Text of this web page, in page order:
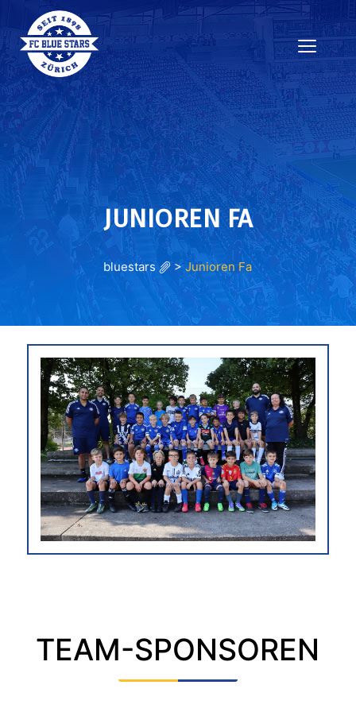
JUNIOREN FA
bluestars > Junioren Fa
TEAM-SPONSOREN